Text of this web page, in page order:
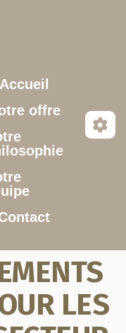
Accueil
offre
LES